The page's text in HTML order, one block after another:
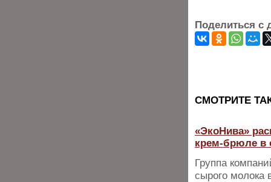
Поделиться с
CМОТРИТЕ
«ЭкоНива»
крем-брюле в
Группа
сырого молока